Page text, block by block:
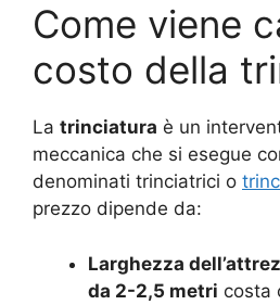
Come viene
costo della
La trinciatura è un
meccanica che si esegue
denominati trinciatrici o
prezzo dipende da:
Larghezza
da 2-2,5 metri costa